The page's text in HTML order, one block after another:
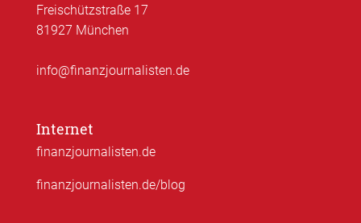
Freischützstraße 17
81927 München
info@finanzjournalisten.de
Internet
finanzjournalisten.de
finanzjournalisten.de/blog